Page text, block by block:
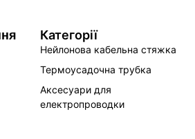
Категорії
Нейлонова кабельна стяжка
Термоусадочна трубка
Аксесуари для
електропроводки